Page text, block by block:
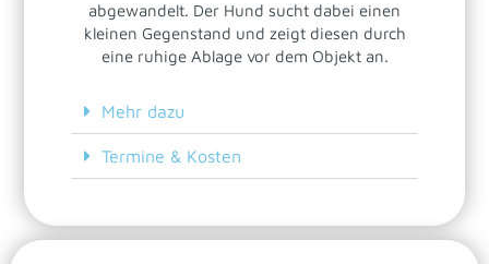
abgewandelt. Der Hund sucht dabei einen
kleinen Gegenstand und zeigt diesen durch
eine ruhige Ablage vor dem Objekt an.
Mehr dazu
Termine & Kosten